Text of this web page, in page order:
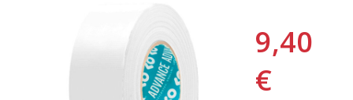
9,40
€